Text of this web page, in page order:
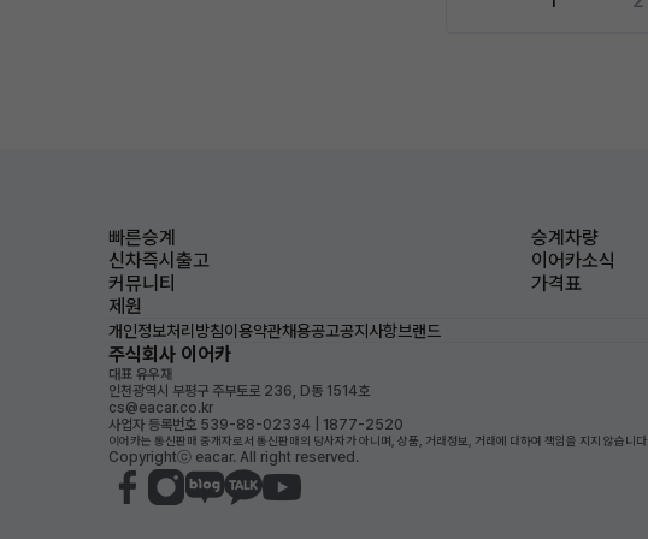
빠른승계
승계차량
신차즉시출고
이어카소식
커뮤니티
가격표
제원
개인정보처리방침이용약관채용공고공지사항브랜드
주식회사 이어카
대표 유우재
인천광역시 부평구 주부토로 236, D동 1514호
cs@eacar.co.kr
사업자 등록번호 539-88-02334 | 1877-2520
이어카는 통신판매 중개자로서 통신판매의 당사자가 아니며, 상품, 거래정보, 거래에 대하여 책임을 지지 않습니다.
Copyrightⓒ eacar. All right reserved.